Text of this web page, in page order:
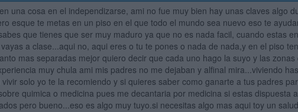
una cosa en el independizarse, ami no fue muy bien hay unas claves algo
esque te metas en un piso en el que todo el mundo sea nuevo eso te
que tienes que ser muy maduro ya que no es nada facil, cuando estas
a clase...aqui no, aqui eres o tu te pones o nada de nada,y en el piso
mas separadas mejor quiero decir que cada uno hago la suyo y las zonas
muy chula ami mis padres no me dejaban y alfinal mira...viviendo
solo yo te la recomiendo y si quieres saber como ganarte a tus padres
quimica o medicina pues me decantaria por medicina si estas dispuesta
pero bueno...eso es algo muy tuyo.si necesitas algo mas aqui toy un